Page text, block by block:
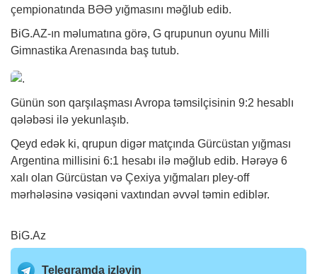
çempionatında BƏƏ yığmasını məğlub edib.
BiG.AZ-ın məlumatına görə, G qrupunun oyunu Milli
Gimnastika Arenasında baş tutub.
Günün son qarşılaşması Avropa təmsilçisinin 9:2 hesablı
qələbəsi ilə yekunlaşıb.
Qeyd edək ki, qrupun digər matçında Gürcüstan yığması
Argentina millisini 6:1 hesabı ilə məğlub edib. Hərəyə 6
xalı olan Gürcüstan və Çexiya yığmaları pley-off
mərhələsinə vəsiqəni vaxtından əvvəl təmin ediblər.
BiG.Az
Telegramda izləyin